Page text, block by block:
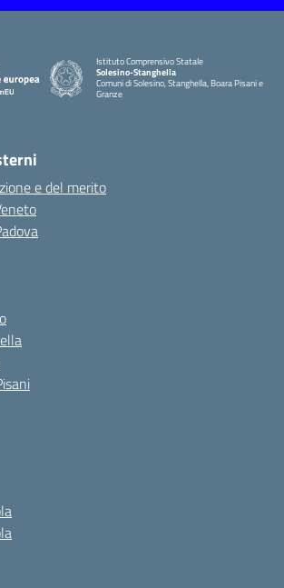
Istituto Comprensivo Statale
Solesino-Stanghella
Comuni di Solesino, Stanghella, Boara Pisani e
Granze
e del merito